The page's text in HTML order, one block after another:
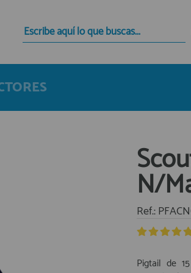
Quiero registrarme
Nuevo cliente
Al crear una cuenta en
tienda virtual, revisar el estado de
¡Adelante! Te estabamos esperando.
registro cliente
N/
Ref.:
Pigtail de